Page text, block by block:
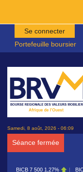
Aller au contenu principal
Se connecter
Portefeuille boursier
Samedi, 8 août, 2026 - 06:09
Séance fermée
BICB 7 500 1,27%